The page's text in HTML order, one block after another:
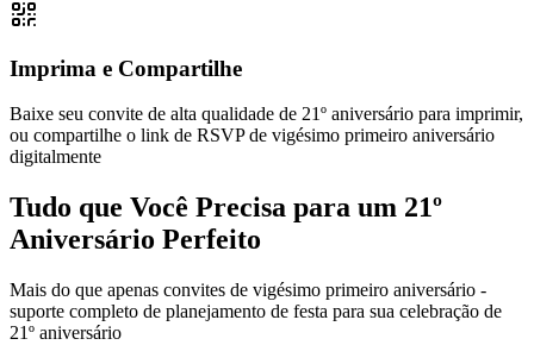
Imprima e Compartilhe
Baixe seu convite de alta qualidade de 21º aniversário para imprimir,
ou compartilhe o link de RSVP de vigésimo primeiro aniversário
digitalmente
Tudo que Você Precisa para um 21º
Aniversário Perfeito
Mais do que apenas convites de vigésimo primeiro aniversário -
suporte completo de planejamento de festa para sua celebração de
21º aniversário